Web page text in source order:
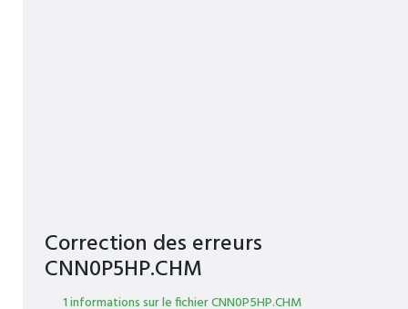
Correction des erreurs
CNN0P5HP.CHM
1 informations sur le fichier CNN0P5HP.CHM